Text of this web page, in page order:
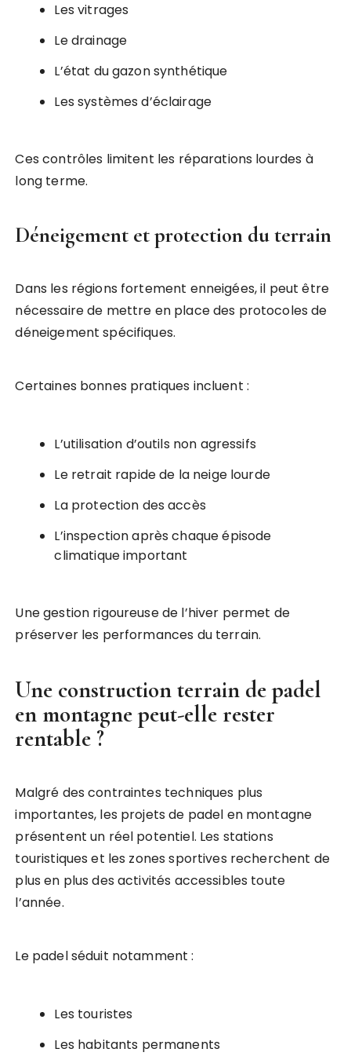
Les vitrages
Le drainage
L’état du gazon synthétique
Les systèmes d’éclairage
Ces contrôles limitent les réparations lourdes à
long terme.
Déneigement et protection du terrain
Dans les régions fortement enneigées, il peut être
nécessaire de mettre en place des protocoles de
déneigement spécifiques.
Certaines bonnes pratiques incluent :
L’utilisation d’outils non agressifs
Le retrait rapide de la neige lourde
La protection des accès
L’inspection après chaque épisode
climatique important
Une gestion rigoureuse de l’hiver permet de
préserver les performances du terrain.
Une construction terrain de padel
en montagne peut-elle rester
rentable ?
Malgré des contraintes techniques plus
importantes, les projets de padel en montagne
présentent un réel potentiel. Les stations
touristiques et les zones sportives recherchent de
plus en plus des activités accessibles toute
l’année.
Le padel séduit notamment :
Les touristes
Les habitants permanents